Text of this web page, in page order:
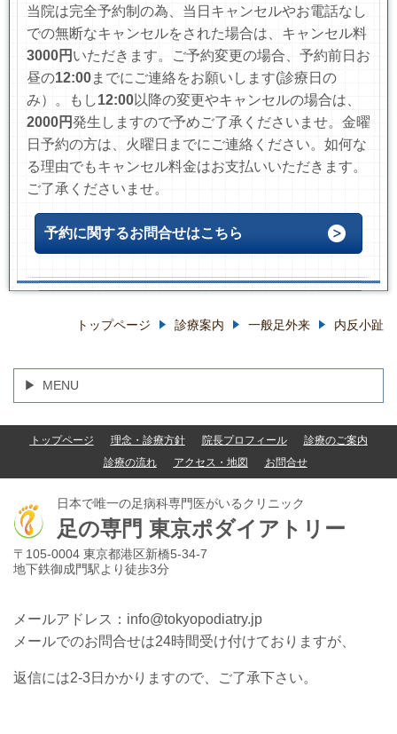
当院は完全予約制の為、当日キャンセルやお電話なし
での無断なキャンセルをされた場合は、キャンセル料
3000円 いただきます。
ご予約変更の場合、予約前日お
昼の12:00までにご連絡をお願いします(診療日の
み）
。もし12:00以降の変更やキャンセルの場合は、
2000円発生しますので予めご了承くださいませ。金曜
日予約の方は、火曜日までにご連絡ください。如何な
る理由でもキャンセル料金はお支払いいただきます。
ご了承くださいませ。
予約に関するお問合せはこちら
トップページ 診療案内 一般足外来 内反小趾
MENU
トップページ 理念・診療方針 院長プロフィール
診療のご案内
診療の流れ
アクセス・地図 お問合せ
日本で唯一の足病科専門医がいるクリニック
足の専門 東京ポダイアトリー
〒105-0004 東京都港区新橋5-34-7
地下鉄御成門駅より徒歩3分
メールアドレス：info@tokyopodiatry.jp
メールでのお問合せは24時間受け付けておりますが、
返信には2-3日かかりますので、ご了承下さい。